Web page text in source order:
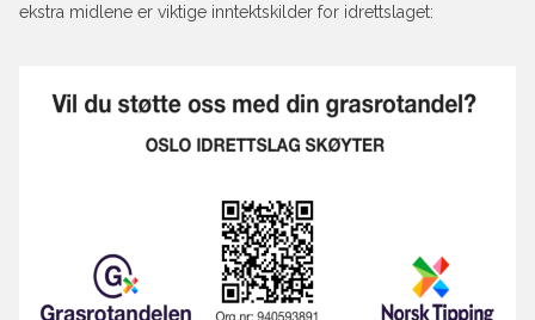
ekstra midlene er viktige inntektskilder for idrettslaget: